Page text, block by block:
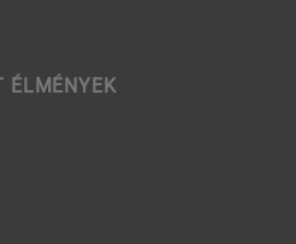
ÉLMÉNYEK